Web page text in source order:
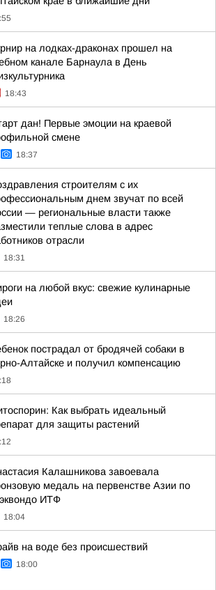
на лодках-драконах прошел на
канале Барнаула в День
18:43
дан! Первые эмоции на краевой
смене
18:37
строителям с их
днем звучат по всей
— региональные власти также
теплые слова в адрес
отрасли
18:31
на любой вкус: свежие кулинарные
18:26
пострадал от бродячей собаки в
Алтайске и получил компенсацию
Как выбрать идеальный
для защиты растений
Калашникова завоевала
медаль на первенстве Азии по
ИТФ
18:04
на воде без происшествий
18:00